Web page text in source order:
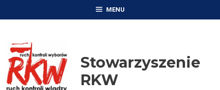
MENU
Stowarzyszenie
RKW